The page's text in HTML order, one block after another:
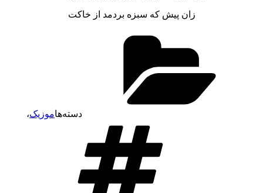
زان پیش که سبزه بردمد از خاکت
دسته‌هاموزیک،